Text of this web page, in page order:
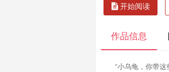
开始阅读
作品信息
“小乌龟，你带